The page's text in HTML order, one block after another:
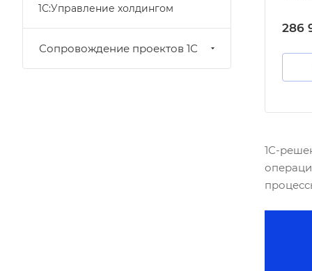
286
1С-
1С:Управление холдингом
Сопровождение проектов 1С